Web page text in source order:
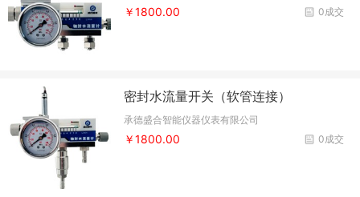
0成交
￥1800.00
密封水流量开关（软管连接）
承德盛合智能仪器仪表有限公司
0成交
￥1800.00